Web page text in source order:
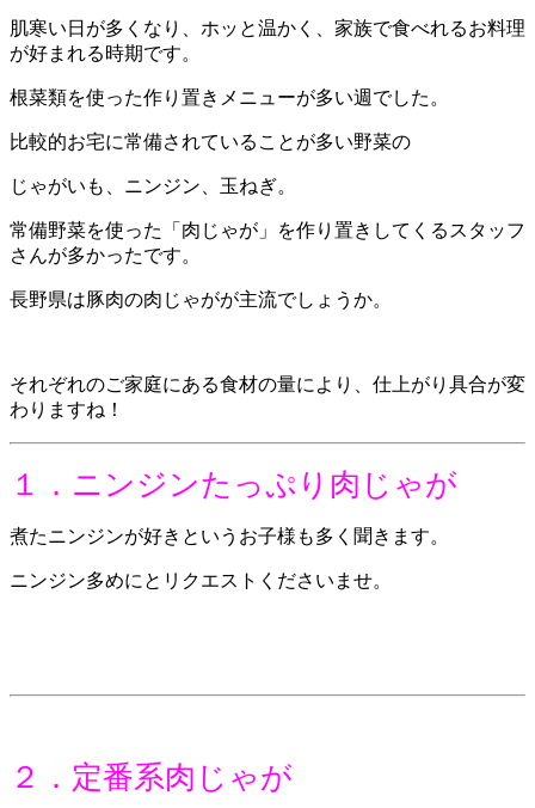
肌寒い日が多くなり、ホッと温かく、家族で食べれるお料理
が好まれる時期です。
根菜類を使った作り置きメニューが多い週でした。
比較的お宅に常備されていることが多い野菜の
じゃがいも、ニンジン、玉ねぎ。
常備野菜を使った「肉じゃが」を作り置きしてくるスタッフ
さんが多かったです。
長野県は豚肉の肉じゃがが主流でしょうか。
それぞれのご家庭にある食材の量により、仕上がり具合が変
わりますね！
１．ニンジンたっぷり肉じゃが
煮たニンジンが好きというお子様も多く聞きます。
ニンジン多めにとリクエストくださいませ。
２．定番系肉じゃが